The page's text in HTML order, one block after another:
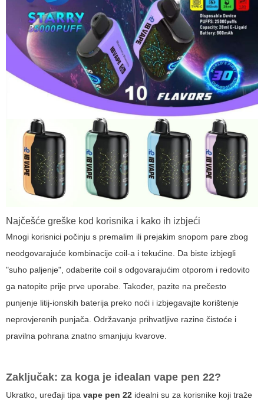
Najčešće greške kod korisnika i kako ih izbjeći
Mnogi korisnici počinju s premalim ili prejakim snopom pare zbog
neodgovarajuće kombinacije coil-a i tekućine. Da biste izbjegli
"suho paljenje", odaberite coil s odgovarajućim otporom i redovito
ga natopite prije prve uporabe. Također, pazite na prečesto
punjenje litij-ionskih baterija preko noći i izbjegavajte korištenje
neprovjerenih punjača. Održavanje prihvatljive razine čistoće i
pravilna pohrana znatno smanjuju kvarove.
Zaključak: za koga je idealan vape pen 22?
Ukratko, uređaji tipa vape pen 22 idealni su za korisnike koji traže